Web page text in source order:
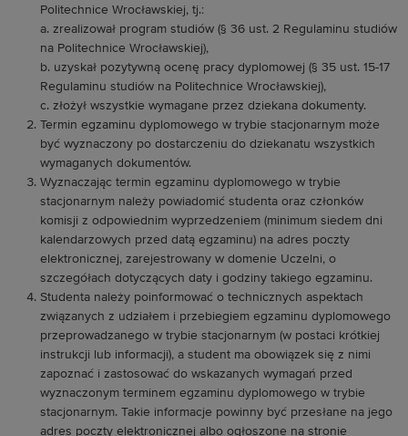
Politechnice Wrocławskiej, tj.:
a. zrealizował program studiów (§ 36 ust. 2 Regulaminu studiów
na Politechnice Wrocławskiej),
b. uzyskał pozytywną ocenę pracy dyplomowej (§ 35 ust. 15-17
Regulaminu studiów na Politechnice Wrocławskiej),
c. złożył wszystkie wymagane przez dziekana dokumenty.
Termin egzaminu dyplomowego w trybie stacjonarnym może
być wyznaczony po dostarczeniu do dziekanatu wszystkich
wymaganych dokumentów.
Wyznaczając termin egzaminu dyplomowego w trybie
stacjonarnym należy powiadomić studenta oraz członków
komisji z odpowiednim wyprzedzeniem (minimum siedem dni
kalendarzowych przed datą egzaminu) na adres poczty
elektronicznej, zarejestrowany w domenie Uczelni, o
szczegółach dotyczących daty i godziny takiego egzaminu.
Studenta należy poinformować o technicznych aspektach
związanych z udziałem i przebiegiem egzaminu dyplomowego
przeprowadzanego w trybie stacjonarnym (w postaci krótkiej
instrukcji lub informacji), a student ma obowiązek się z nimi
zapoznać i zastosować do wskazanych wymagań przed
wyznaczonym terminem egzaminu dyplomowego w trybie
stacjonarnym. Takie informacje powinny być przesłane na jego
adres poczty elektronicznej albo ogłoszone na stronie